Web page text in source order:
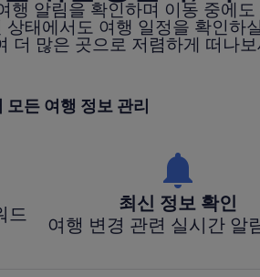
알림을 확인하며 이동 중에
태에서도 여행 일정을 확인하
더 많은 곳으로 저렴하게 떠나
모든 여행 정보 관리
드
최신 정보 확인
여행 변경 관련 실시간 알